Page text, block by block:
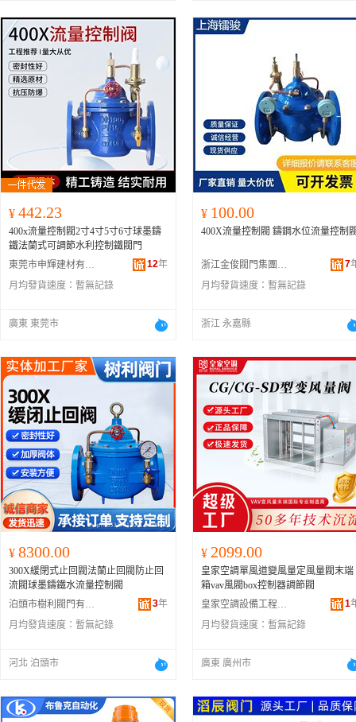
¥ 442.23
400x流量控制閥2寸4寸5寸6寸球墨鑄
鐵法蘭式可調節水利控制鐵閥門
東莞市申輝建材有限公司
12年
月均發貨速度： 暫無記錄
廣東 東莞市
¥ 100.00
400X流量控制閥 鑄鋼水位流量控制
浙江金俊閥門集團有限公司 7
月均發貨速度： 暫無記錄
浙江 永嘉縣
¥ 8300.00
300X緩閉式止回閥法蘭止回閥防止回
流閥球墨鑄鐵水流量控制閥
泊頭市樹利閥門有限公司
3年
月均發貨速度： 暫無記錄
河北 泊頭市
¥ 2099.00
皇家空調單風道變風量定風量閥末端
箱vav風閥box控制器調節閥
皇家空調設備工程(廣東)有限公司
1
月均發貨速度： 暫無記錄
廣東 廣州市